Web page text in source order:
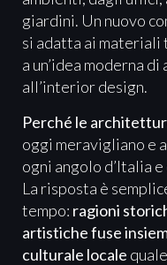
giardini. Un nuovo
si adatta ai materiali
a un’idea moderna
all’interior design.
Perché le
oggi meravigliano e
ogni angolo d’Italia
La risposta è
tempo: ragioni
artistiche fuse
culturale locale